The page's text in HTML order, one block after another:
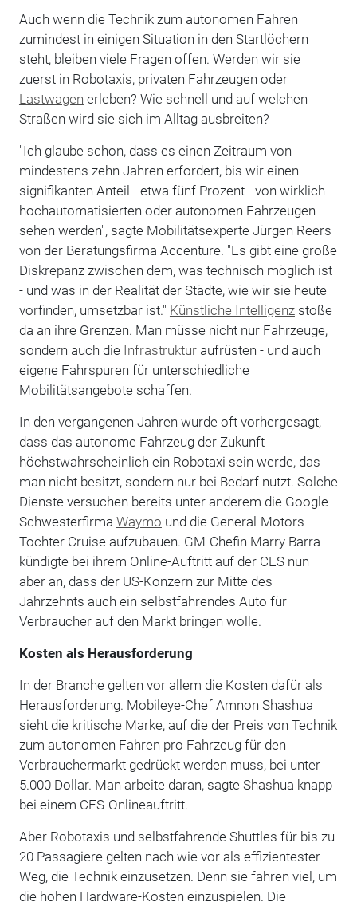
Auch wenn die Technik zum autonomen Fahren
zumindest in einigen Situation in den Startlöchern
steht, bleiben viele Fragen offen. Werden wir sie
zuerst in Robotaxis, privaten Fahrzeugen oder
Lastwagen erleben? Wie schnell und auf welchen
Straßen wird sie sich im Alltag ausbreiten?
"Ich glaube schon, dass es einen Zeitraum von
mindestens zehn Jahren erfordert, bis wir einen
signifikanten Anteil - etwa fünf Prozent - von wirklich
hochautomatisierten oder autonomen Fahrzeugen
sehen werden", sagte Mobilitätsexperte Jürgen Reers
von der Beratungsfirma Accenture. "Es gibt eine große
Diskrepanz zwischen dem, was technisch möglich ist
- und was in der Realität der Städte, wie wir sie heute
vorfinden, umsetzbar ist." Künstliche Intelligenzstoße
da an ihre Grenzen. Man müsse nicht nur Fahrzeuge,
sondern auch die Infrastrukturaufrüsten - und auch
eigene Fahrspuren für unterschiedliche
Mobilitätsangebote schaffen.
In den vergangenen Jahren wurde oft vorhergesagt,
dass das autonome Fahrzeug der Zukunft
höchstwahrscheinlich ein Robotaxi sein werde, das
man nicht besitzt, sondern nur bei Bedarf nutzt. Solche
Dienste versuchen bereits unter anderem die Google-
Schwesterfirma Waymo und die General-Motors-
Tochter Cruise aufzubauen. GM-Chefin Marry Barra
kündigte bei ihrem Online-Auftritt auf der CES nun
aber an, dass der US-Konzern zur Mitte des
Jahrzehnts auch ein selbstfahrendes Auto für
Verbraucher auf den Markt bringen wolle.
Kosten als Herausforderung
In der Branche gelten vor allem die Kosten dafür als
Herausforderung. Mobileye-Chef Amnon Shashua
sieht die kritische Marke, auf die der Preis von Technik
zum autonomen Fahren pro Fahrzeug für den
Verbrauchermarkt gedrückt werden muss, bei unter
5.000 Dollar. Man arbeite daran, sagte Shashua knapp
bei einem CES-Onlineauftritt.
Aber Robotaxis und selbstfahrende Shuttles für bis zu
20 Passagiere gelten nach wie vor als effizientester
Weg, die Technik einzusetzen. Denn sie fahren viel, um
die hohen Hardware-Kosten einzuspielen. Die